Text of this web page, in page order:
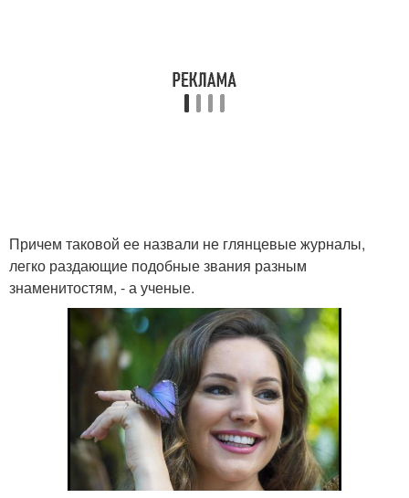
Причем таковой ее назвали не глянцевые журналы,
легко раздающие подобные звания разным
знаменитостям, - а ученые.